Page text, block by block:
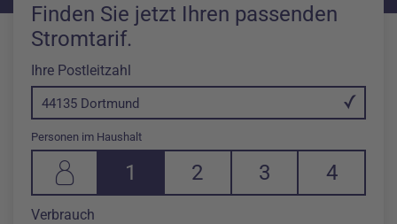
Finden Sie jetzt Ihren passenden
Stromtarif.
Ihre Postleitzahl
44135 Dortmund
Personen im Haushalt
1 Person in Haushalt
1 2 Personen in Haushalt
2 3 Personen in Haushalt
3 4 Personen in
4
Verbrauch